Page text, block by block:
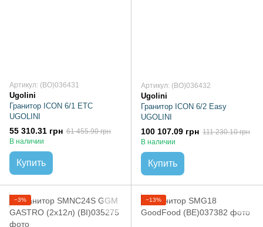
Артикул: (BO)036431
Ugolini
Гранитор ICON 6/1 ETC
UGOLINI
55 310.31 грн 61 455.90 грн
В наличии
Купить
Артикул: (BO)036432
Ugolini
Гранитор ICON 6/2 Easy
UGOLINI
100 107.09 грн 111 230.10 грн
В наличии
Купить
−3% −13%